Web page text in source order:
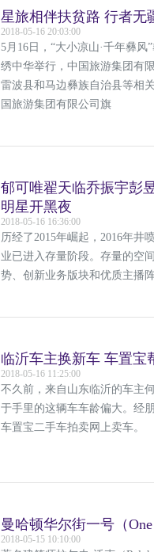
星旅相伴扶贫路 行者无
2018-05-16 20:03:00
5月16日，“大小凉山·千年彝
绣中华举行，中国旅游集团有
雷波县和马边彝族自治县等相
国旅游集团有限公司旗
郁可唯翟天临乔振宇彭
明星开黑夜
2018-05-16 16:36:00
历经了2015年崛起，2016年井
业已进入存量阶段。存量的空
势、创新业务版块和优质主播阵
临沂车主换新车 车置宝
2018-05-16 11:25:00
不久前，来自山东临沂的车主
于手里的这辆车车龄偏大。经
车置宝二手车拍卖网上卖车。
曼哈顿华尔街一号（
2018-05-15 10:10:00